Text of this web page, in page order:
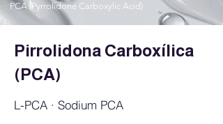
PCA (Pyrrolidone Carboxylic Acid)
Pirrolidona Carboxílica
(PCA)
L-PCA · Sodium PCA